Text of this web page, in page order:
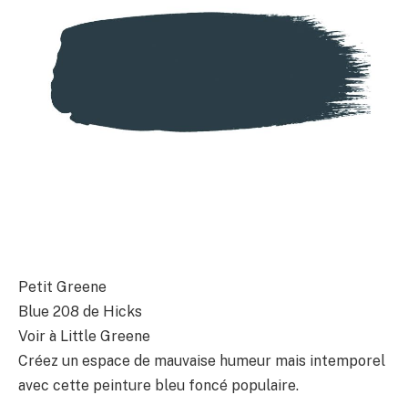
Petit Greene
Blue 208 de Hicks
Voir à Little Greene
Créez un espace de mauvaise humeur mais intemporel
avec cette peinture bleu foncé populaire.